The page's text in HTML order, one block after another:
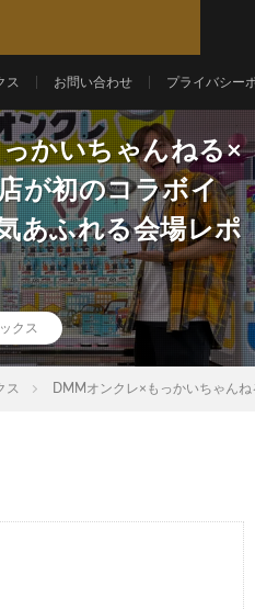
ス お問い合わせ プライバシー
かいちゃんねる×
が初のコラボイ
あふれる会場レポ
クス
ス DMMオンクレ×もっかいちゃん